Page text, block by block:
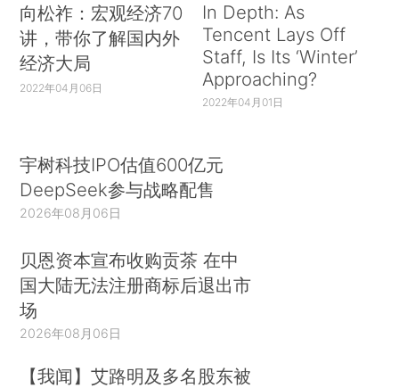
向松祚：宏观经济70
讲，带你了解国内外
经济大局
2022年04月06日
In Depth: As
Tencent Lays Off
Staff, Is Its ‘Winter’
Approaching?
2022年04月01日
宇树科技IPO估值600亿元
DeepSeek参与战略配售
2026年08月06日
贝恩资本宣布收购贡茶 在中
国大陆无法注册商标后退出市
场
2026年08月06日
【我闻】艾路明及多名股东被